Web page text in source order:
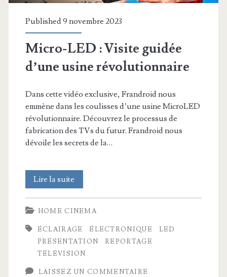
Médiamétrie
Published 9 novembre 2023
Micro-LED : Visite guidée
d’une usine révolutionnaire
Dans cette vidéo exclusive, Frandroid nous
emmène dans les coulisses d’une usine MicroLED
révolutionnaire. Découvrez le processus de
fabrication des TVs du futur. Frandroid nous
dévoile les secrets de la…
Lire la suite
LED
:
Visite
guidée
d’une
HOME CINEMA
ÉCLAIRAGE ÉLECTRONIQUE
LED
PRÉSENTATION
REPORTAGE
TÉLÉVISION
LAISSEZ UN COMMENTAIRE